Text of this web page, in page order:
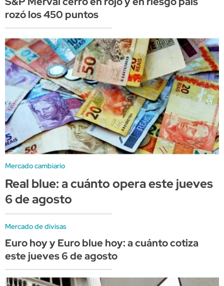
rozó los 450 puntos
Mercado cambiario
Real blue: a cuánto opera este jueves
6 de agosto
Mercado de divisas
Euro hoy y Euro blue hoy: a cuánto cotiza
este jueves 6 de agosto